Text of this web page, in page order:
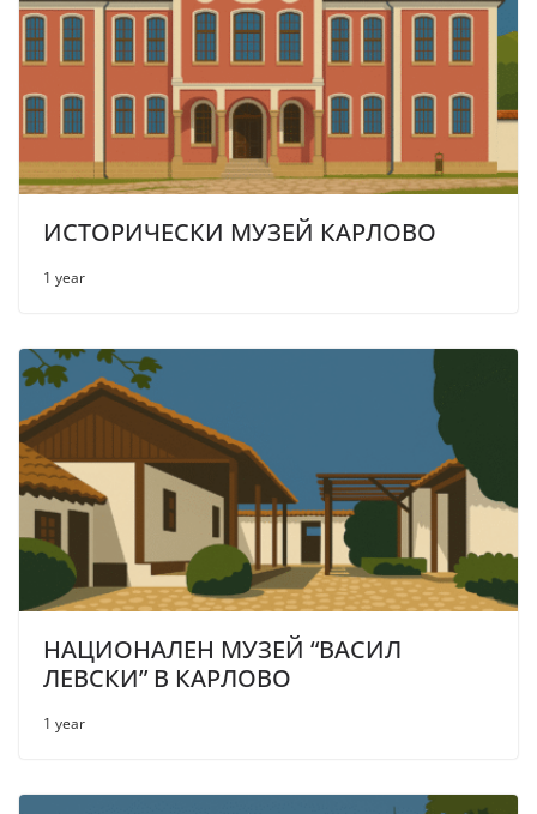
ИСТОРИЧЕСКИ МУЗЕЙ КАРЛОВО
1 year
НАЦИОНАЛЕН МУЗЕЙ “ВАСИЛ
ЛЕВСКИ” В КАРЛОВО
1 year